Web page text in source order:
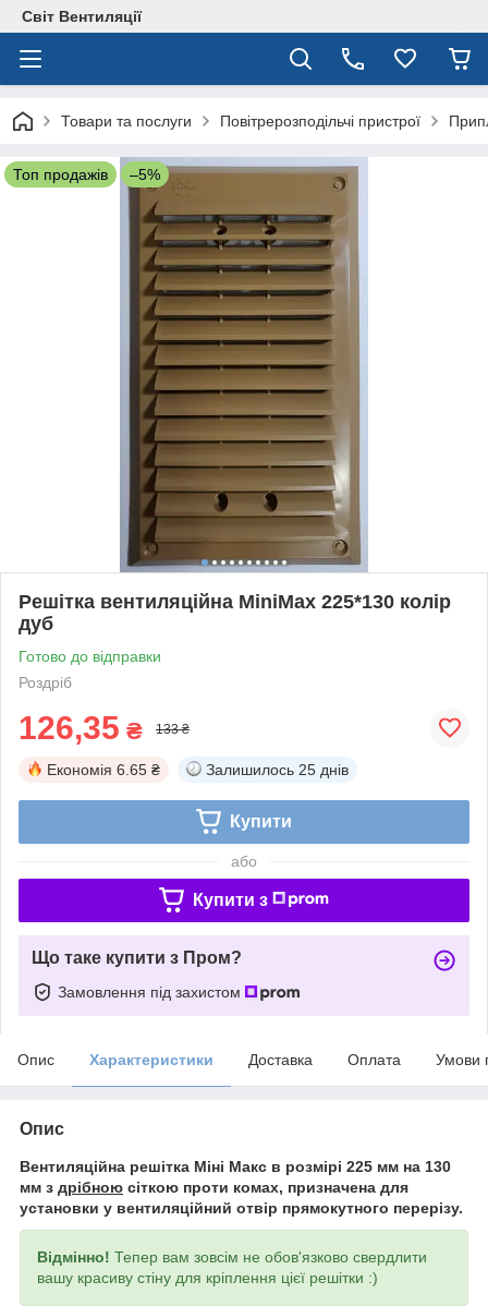
Світ Вентиляції
Товари та послуги Повітрерозподільчі пристрої
Топ продажів –5%
Решітка вентиляційна MiniMax 225*130 колір
дуб
Готово до відправки
Роздріб
126,35 ₴ 133 ₴
Економія 6.65 ₴ Залишилось 25 днів
Купити
або
Купити з
Що таке купити з Пром?
Замовлення під захистом
Опис Характеристики Доставка Оплата Умови
Опис
Вентиляційна решітка Міні Макс в розмірі 225 мм на 130
мм з дрібною сіткою проти комах, призначена для
установки у вентиляційний отвір прямокутного перерізу.
Відмінно! Тепер вам зовсім не обов'язково свердлити
вашу красиву стіну для кріплення цієї решітки :)